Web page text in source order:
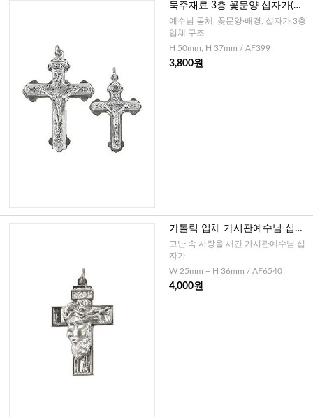
묵주재료 3층 꽃문양 십자가(이
태리)-대,소
예수님 몸체, 꽃문양·배경, 십자가 3층
입체 구조
H 50mm, H 37mm / AF399
3,800원
가톨릭 입체 가시관예수님 십자
가(이태리)
고난 속 사랑을 새긴 가시관예수님 십
자가
W 25mm + H 36mm / AF6540
4,000원